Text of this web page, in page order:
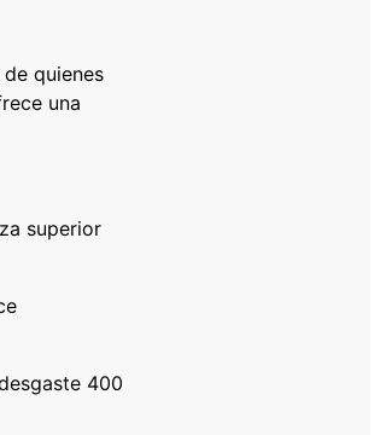
quienes
una
superior
400